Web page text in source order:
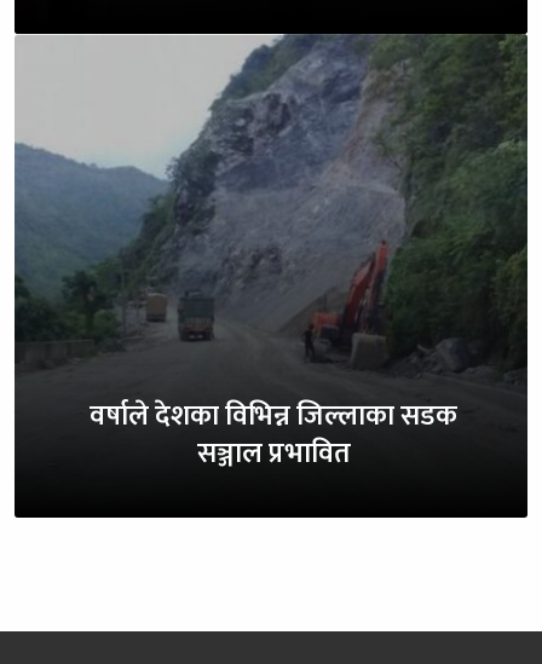
वर्षाले देशका विभिन्न जिल्लाका सडक
सञ्जाल प्रभावित